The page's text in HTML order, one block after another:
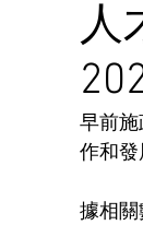
人
早前
作和發
據相